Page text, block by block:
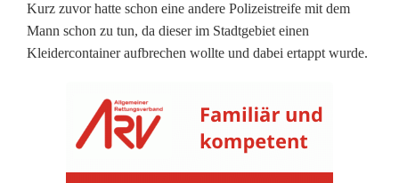
n
g
Kurz zuvor hatte schon eine andere Polizeistreife mit dem
Mann schon zu tun, da dieser im Stadtgebiet einen
Kleidercontainer aufbrechen wollte und dabei ertappt wurde.